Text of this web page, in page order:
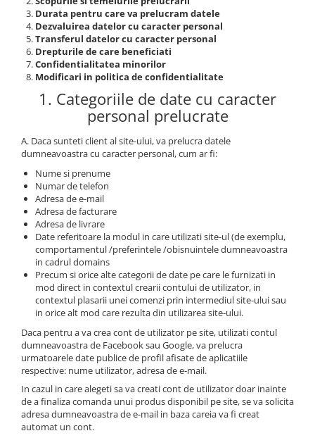
Router si switch-uri industriale
Afisoare digitale
Senzori distanta
Senzori fotoelectrici
Senzori inductivi
Senzori magnetici-rezistivi
Senzori ultrasonici
STEP-PS
TRIO-PS
TRIO-UPS
UNO-PS
Butoane si accesorii
Lampa multi LED
Intrerupatoare de protectie
Direct-On-Line Starters
Relee termice
Cam Switches
Cleme sir
Accesorii cleme
Cleme 10mm
Cleme 2.5mm
Cleme 4mm
Cleme 6mm
Intrerupator general
Durata pentru care va prelucram datele
Dezvaluirea datelor cu caracter personal
Transferul datelor cu caracter personal
Drepturile de care beneficiati
Confidentialitatea minorilor
Modificari in politica de confidentialitate
1. Categoriile de date cu caracter
personal prelucrate
A. Daca sunteti client al site-ului, va prelucra datele
dumneavoastra cu caracter personal, cum ar fi:
Nume si prenume
Numar de telefon
Adresa de e-mail
Adresa de facturare
Adresa de livrare
Date referitoare la modul in care utilizati site-ul (de exemplu,
comportamentul /preferintele /obisnuintele dumneavoastra
in cadrul domains
Precum si orice alte categorii de date pe care le furnizati in
mod direct in contextul crearii contului de utilizator, in
contextul plasarii unei comenzi prin intermediul site-ului sau
in orice alt mod care rezulta din utilizarea site-ului.
Daca pentru a va crea cont de utilizator pe site, utilizati contul
dumneavoastra de Facebook sau Google, va prelucra
urmatoarele date publice de profil afisate de aplicatiile
respective: nume utilizator, adresa de e-mail.
In cazul in care alegeti sa va creati cont de utilizator doar inainte
de a finaliza comanda unui produs disponibil pe site, se va solicita
adresa dumneavoastra de e-mail in baza careia va fi creat
automat un cont.